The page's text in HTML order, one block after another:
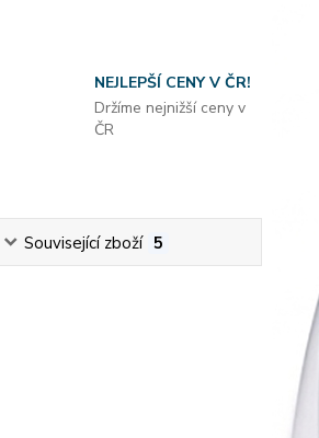
NEJLEPŠÍ CENY V ČR!
Držíme nejnižší ceny v
ČR
Související zboží 5